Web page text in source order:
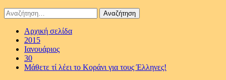
Αναζήτηση
για:
Αρχική σελίδα
2015
Ιανουάριος
30
Μάθετε τί λέει το Κοράνι για τους Έλληνες!